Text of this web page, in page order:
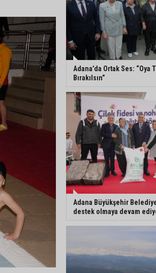
Adana’da Ortak Ses: “Oya
Bırakılsın”
Adana Büyükşehir
destek olmaya devam